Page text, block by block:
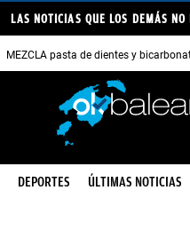
LAS NOTICIAS QUE LOS DEMÁS NO
MEZCLA pasta de dientes y
DEPORTES ÚLTIMAS NOTICIAS